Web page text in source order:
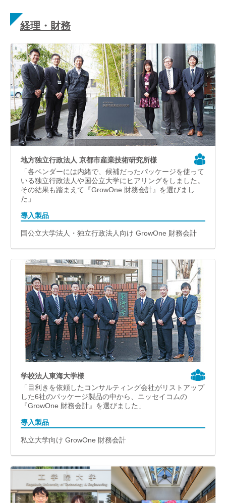
経理・財務
地方独立行政法人 京都市産業技術研究所様
「各ベンダーには内緒で、候補だったパッケージを使って
いる独立行政法人や国公立大学にヒアリングをしました。
その結果も踏まえて『GrowOne 財務会計』を選びまし
た」
導入製品
国公立大学法人・独立行政法人向け GrowOne 財務会計
学校法人東海大学様
「目利きを依頼したコンサルティング会社がリストアップ
した6社のパッケージ製品の中から、ニッセイコムの
『GrowOne 財務会計』を選びました」
導入製品
私立大学向け GrowOne 財務会計